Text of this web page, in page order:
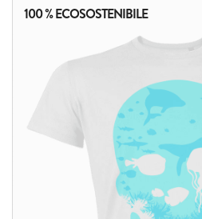
100 % ECOSOSTENIBILE